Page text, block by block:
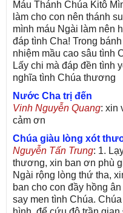
Máu Thánh Chúa Kitô
làm cho con nên thánh
mình máu Ngài làm nên
đáp tình Cha! Trong
nhiệm mầu cao sâu tình
Lấy chi mà đáp đền tình
nghĩa tình Chúa thương
Nước Cha trị đến
Vinh Nguyễn Quang: xin
cảm ơn
Chúa giàu lòng xót
Nguyễn Tấn Trung: 1.
thương, xin ban ơn phù
Ngài rộng lòng thứ tha,
ban cho con đầy hồng
say men tình Chúa.